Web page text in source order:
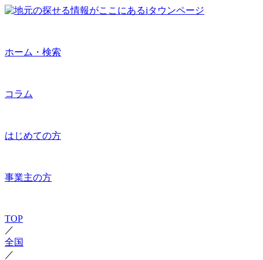
ホーム・検索
コラム
はじめての方
事業主の方
TOP
／
全国
／